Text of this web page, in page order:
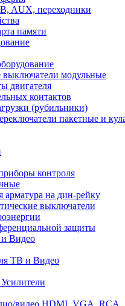
AUX, переходники
памяти
выключатели модульные
двигателя
контактов
(рубильники)
пакетные и
контроля
арматура на дин-рейку
выключатели
защиты
Видео
ТВ и Видео
видео HDMI, VGA, RCA